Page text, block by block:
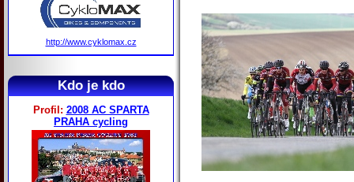
http://www.cyklomax.cz
Kdo je kdo
Profil: 2008 AC SPARTA
PRAHA cycling